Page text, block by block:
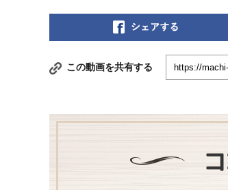
この動画を共有する